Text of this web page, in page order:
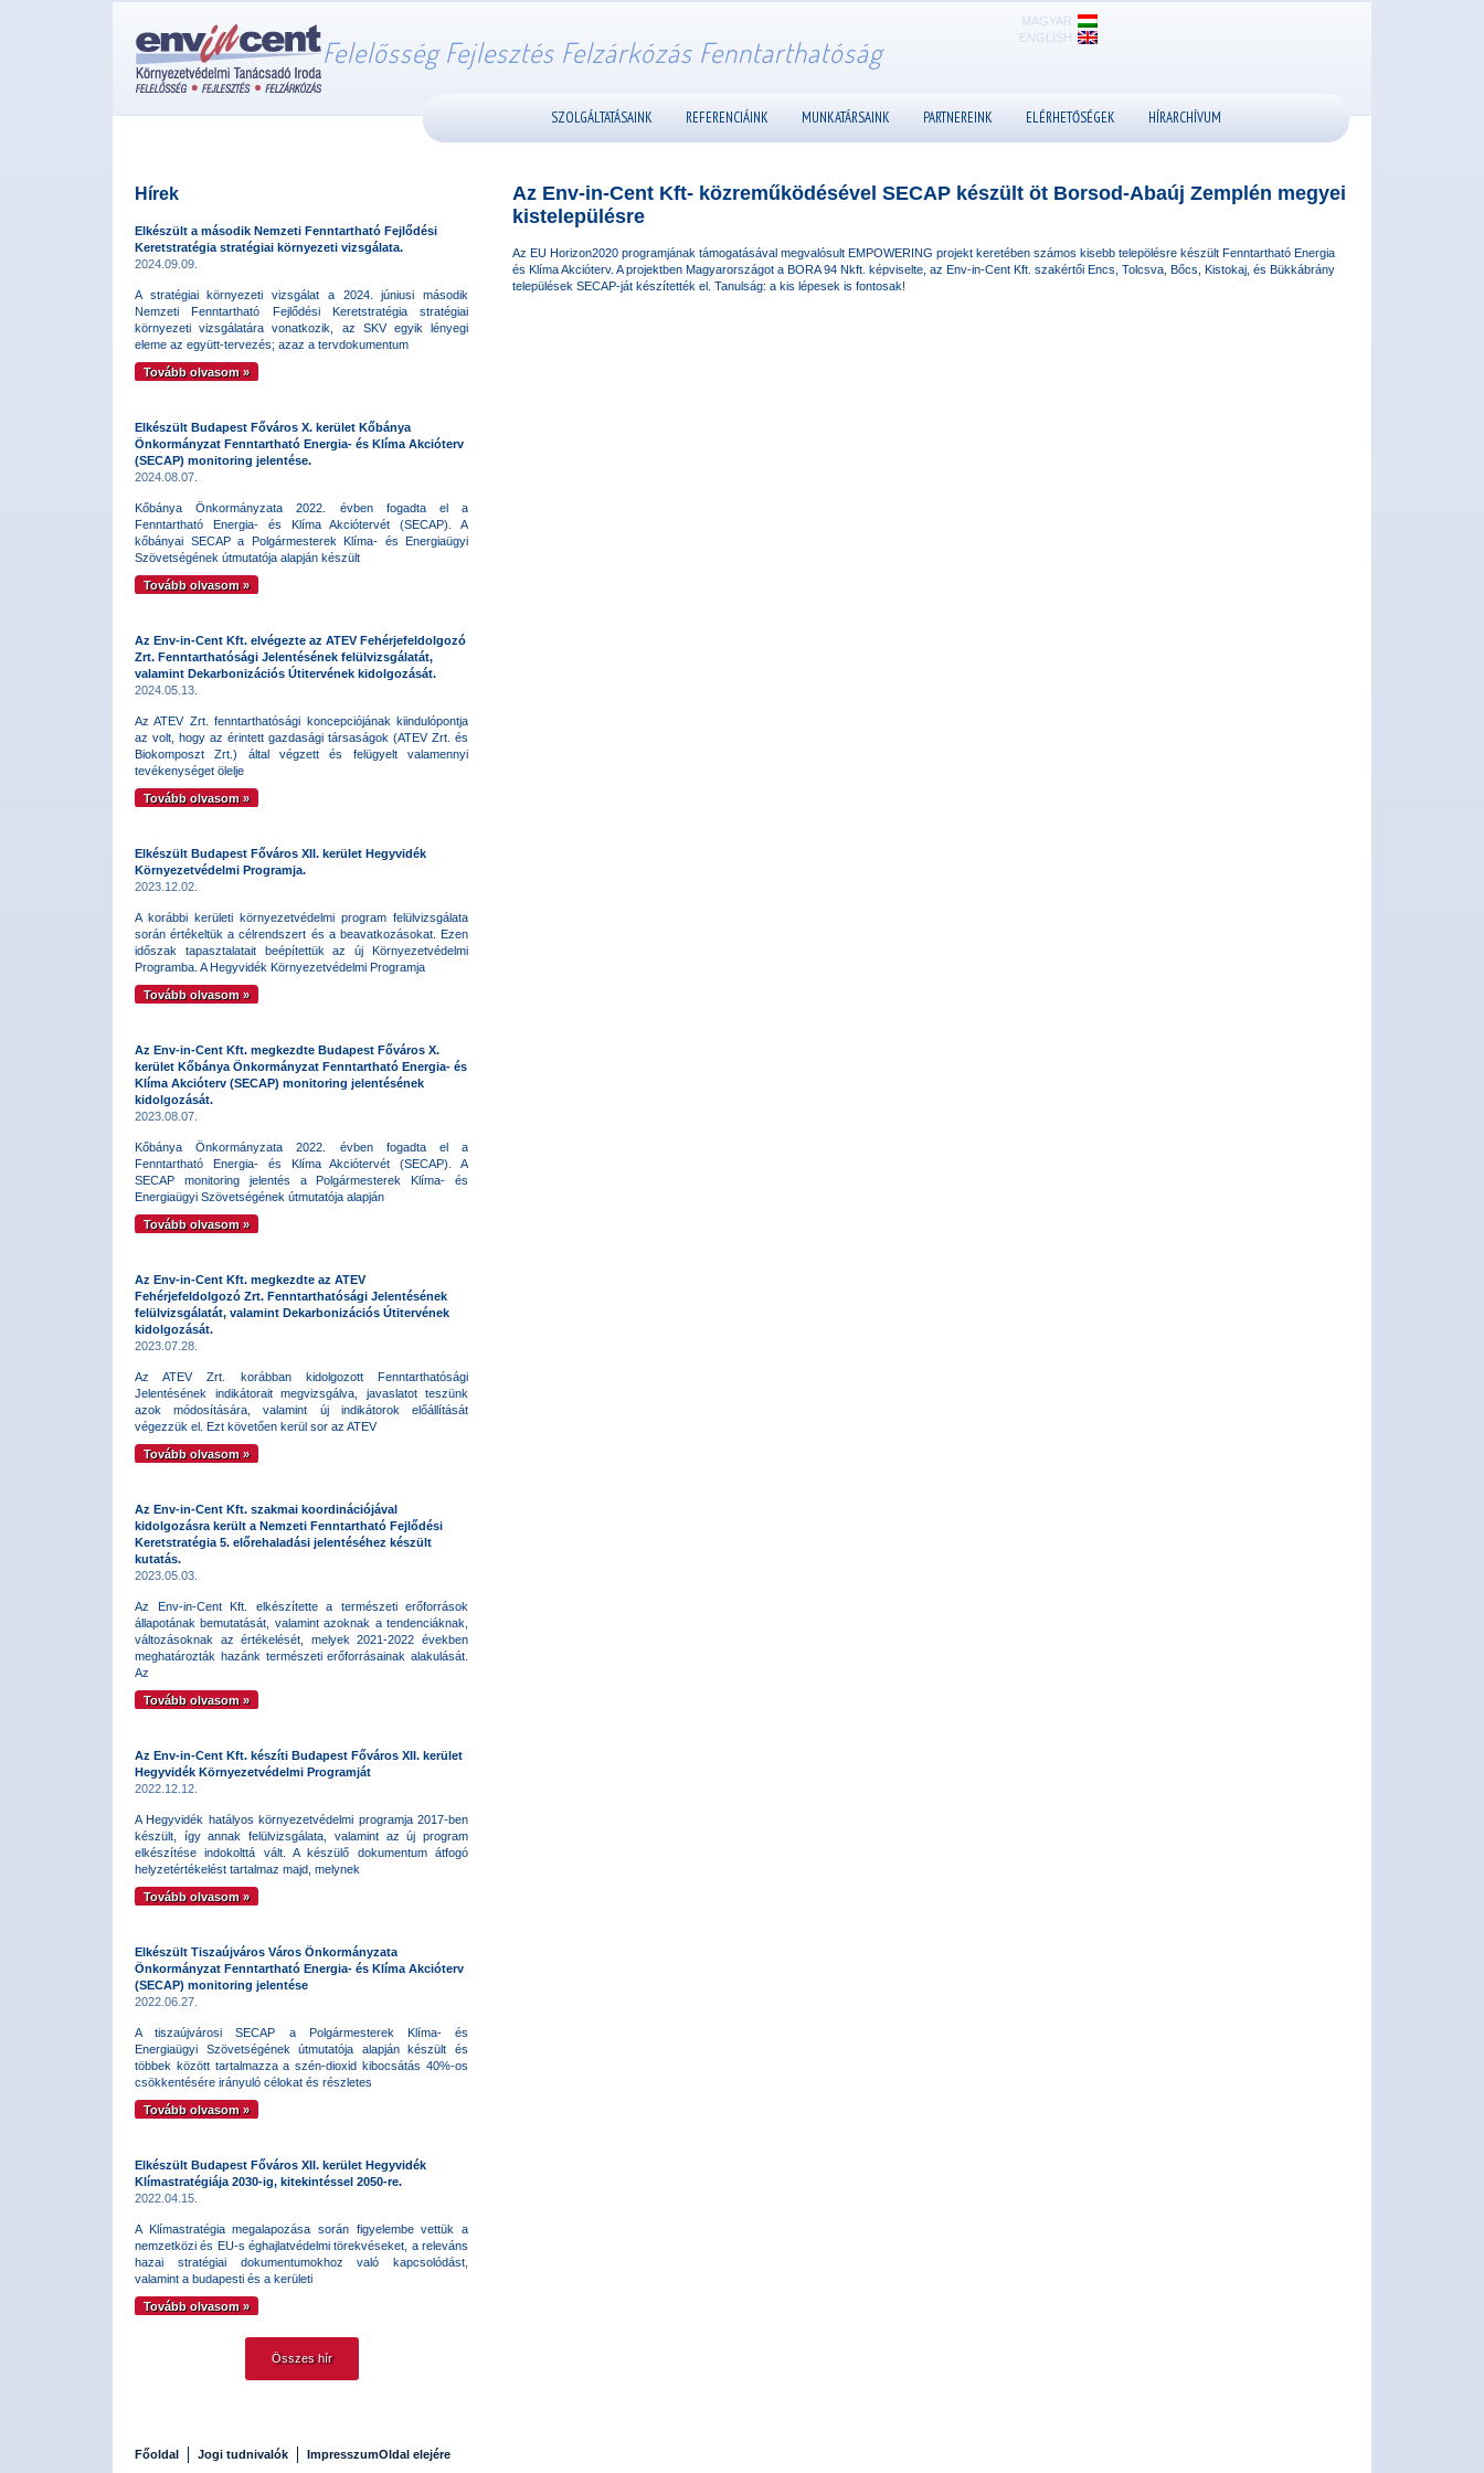
Felelősség Fejlesztés Felzárkózás Fenntarthatóság
MAGYAR
ENGLISH
SZOLGÁLTATÁSAINK REFERENCIÁINK MUNKATÁRSAINK PARTNEREINK ELÉRHETŐSÉGEK HÍRARCHÍVUM
Hírek
Elkészült a második Nemzeti Fenntartható Fejlődési
Keretstratégia stratégiai környezeti vizsgálata.
2024.09.09.
A stratégiai környezeti vizsgálat a 2024. júniusi második
Nemzeti Fenntartható Fejlődési Keretstratégia stratégiai
környezeti vizsgálatára vonatkozik, az SKV egyik lényegi
eleme az együtt-tervezés; azaz a tervdokumentum
Tovább olvasom »
Elkészült Budapest Főváros X. kerület Kőbánya
Önkormányzat Fenntartható Energia- és Klíma Akcióterv
(SECAP) monitoring jelentése.
2024.08.07.
Kőbánya Önkormányzata 2022. évben fogadta el a
Fenntartható Energia- és Klíma Akciótervét (SECAP). A
kőbányai SECAP a Polgármesterek Klíma- és Energiaügyi
Szövetségének útmutatója alapján készült
Tovább olvasom »
Az Env-in-Cent Kft. elvégezte az ATEV Fehérjefeldolgozó
Zrt. Fenntarthatósági Jelentésének felülvizsgálatát,
valamint Dekarbonizációs Útitervének kidolgozását.
2024.05.13.
Az ATEV Zrt. fenntarthatósági koncepciójának kiindulópontja
az volt, hogy az érintett gazdasági társaságok (ATEV Zrt. és
Biokomposzt Zrt.) által végzett és felügyelt valamennyi
tevékenységet ölelje
Tovább olvasom »
Elkészült Budapest Főváros XII. kerület Hegyvidék
Környezetvédelmi Programja.
2023.12.02.
A korábbi kerületi környezetvédelmi program felülvizsgálata
során értékeltük a célrendszert és a beavatkozásokat. Ezen
időszak tapasztalatait beépítettük az új Környezetvédelmi
Programba. A Hegyvidék Környezetvédelmi Programja
Tovább olvasom »
Az Env-in-Cent Kft. megkezdte Budapest Főváros X.
kerület Kőbánya Önkormányzat Fenntartható Energia- és
Klíma Akcióterv (SECAP) monitoring jelentésének
kidolgozását.
2023.08.07.
Kőbánya Önkormányzata 2022. évben fogadta el a
Fenntartható Energia- és Klíma Akciótervét (SECAP). A
SECAP monitoring jelentés a Polgármesterek Klíma- és
Energiaügyi Szövetségének útmutatója alapján
Tovább olvasom »
Az Env-in-Cent Kft. megkezdte az ATEV
Fehérjefeldolgozó Zrt. Fenntarthatósági Jelentésének
felülvizsgálatát, valamint Dekarbonizációs Útitervének
kidolgozását.
2023.07.28.
Az ATEV Zrt. korábban kidolgozott Fenntarthatósági
Jelentésének indikátorait megvizsgálva, javaslatot teszünk
azok módosítására, valamint új indikátorok előállítását
végezzük el. Ezt követően kerül sor az ATEV
Tovább olvasom »
Az Env-in-Cent Kft. szakmai koordinációjával
kidolgozásra került a Nemzeti Fenntartható Fejlődési
Keretstratégia 5. előrehaladási jelentéséhez készült
kutatás.
2023.05.03.
Az Env-in-Cent Kft. elkészítette a természeti erőforrások
állapotának bemutatását, valamint azoknak a tendenciáknak,
változásoknak az értékelését, melyek 2021-2022 években
meghatározták hazánk természeti erőforrásainak alakulását.
Az
Tovább olvasom »
Az Env-in-Cent Kft. készíti Budapest Főváros XII. kerület
Hegyvidék Környezetvédelmi Programját
2022.12.12.
A Hegyvidék hatályos környezetvédelmi programja 2017-ben
készült, így annak felülvizsgálata, valamint az új program
elkészítése indokolttá vált. A készülő dokumentum átfogó
helyzetértékelést tartalmaz majd, melynek
Tovább olvasom »
Elkészült Tiszaújváros Város Önkormányzata
Önkormányzat Fenntartható Energia- és Klíma Akcióterv
(SECAP) monitoring jelentése
2022.06.27.
A tiszaújvárosi SECAP a Polgármesterek Klíma- és
Energiaügyi Szövetségének útmutatója alapján készült és
többek között tartalmazza a szén-dioxid kibocsátás 40%-os
csökkentésére irányuló célokat és részletes
Tovább olvasom »
Elkészült Budapest Főváros XII. kerület Hegyvidék
Klímastratégiája 2030-ig, kitekintéssel 2050-re.
2022.04.15.
A Klímastratégia megalapozása során figyelembe vettük a
nemzetközi és EU-s éghajlatvédelmi törekvéseket, a releváns
hazai stratégiai dokumentumokhoz való kapcsolódást,
valamint a budapesti és a kerületi
Tovább olvasom »
Összes hír
Az Env-in-Cent Kft- közreműködésével SECAP készült öt Borsod-Abaúj Zemplén megyei
kistelepülésre
Az EU Horizon2020 programjának támogatásával megvalósult EMPOWERING projekt keretében számos kisebb telepölésre készült Fenntartható Energia
és Klíma Akcióterv. A projektben Magyarországot a BORA 94 Nkft. képviselte, az Env-in-Cent Kft. szakértői Encs, Tolcsva, Bőcs, Kistokaj, és Bükkábrány
települések SECAP-ját készítették el. Tanulság: a kis lépesek is fontosak!
Főoldal Jogi tudnivalók ImpresszumOldal elejére